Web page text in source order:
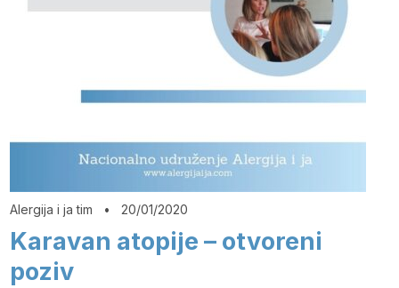
Alergija i ja tim • 20/01/2020
Karavan atopije – otvoreni
poziv